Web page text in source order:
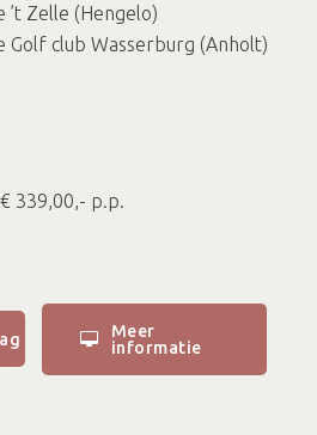
Zelle (Hengelo)
Golf club Wasserburg (Anholt)
339,00,- p.p.
p.p.
p.p.
per persoon en exclusief € 1,25,-
Meer
informatie